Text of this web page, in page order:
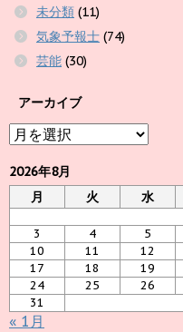
未分類 (11)
気象予報士 (74)
芸能 (30)
アーカイブ
ア
カ
イ
ブ
2026年8月
月
火 水
3
4 5
10
11 12
17
18 19
24
25 26
31
« 1月